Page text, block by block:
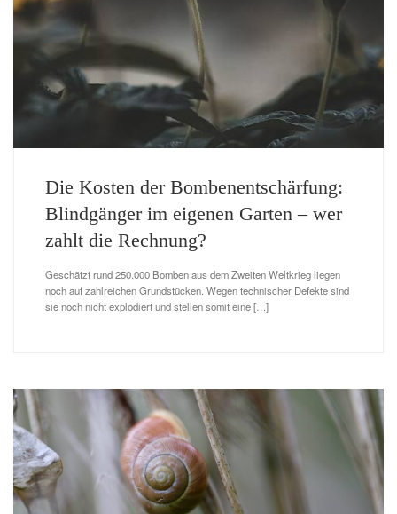
Die Kosten der Bombenentschärfung:
Blindgänger im eigenen Garten – wer
zahlt die Rechnung?
Geschätzt rund 250.000 Bomben aus dem Zweiten Weltkrieg liegen
noch auf zahlreichen Grundstücken. Wegen technischer Defekte sind
sie noch nicht explodiert und stellen somit eine […]